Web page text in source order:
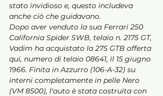
stato invidioso e, questo includeva
anche ciò che guidavano.
Dopo aver venduto la sua Ferrari 250
California Spider SWB, telaio n. 2175 GT,
Vadim ha acquistato la 275 GTB offerta
qui, numero di telaio 08641, il 15 giugno
1966. Finita in Azzurro (106-A-32) su
interni completamente in pelle Nero
(VM 8500), l'auto è stata costruita con